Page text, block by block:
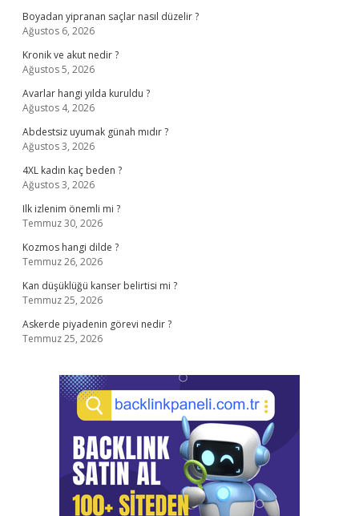
Boyadan yipranan saçlar nasıl düzelir ?
Ağustos 6, 2026
Kronik ve akut nedir ?
Ağustos 5, 2026
Avarlar hangi yılda kuruldu ?
Ağustos 4, 2026
Abdestsiz uyumak günah mıdır ?
Ağustos 3, 2026
4XL kadın kaç beden ?
Ağustos 3, 2026
Ilk izlenim önemli mi ?
Temmuz 30, 2026
Kozmos hangi dilde ?
Temmuz 26, 2026
Kan düşüklüğü kanser belirtisi mi ?
Temmuz 25, 2026
Askerde piyadenin görevi nedir ?
Temmuz 25, 2026